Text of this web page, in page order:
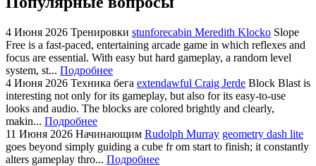
4 Июня 2026 Тренировки stunforecabin Meredith Klocko Slope
Free is a fast-paced, entertaining arcade game in which reflexes and
focus are essential. With easy but hard gameplay, a random level
system, st... Подробнее
4 Июня 2026 Техника бега extendawful Craig Jerde Block Blast is
interesting not only for its gameplay, but also for its easy-to-use
looks and audio. The blocks are colored brightly and clearly,
makin... Подробнее
11 Июня 2026 Начинающим Rudolph Murray geometry dash lite
goes beyond simply guiding a cube fr om start to finish; it constantly
alters gameplay thro... Подробнее